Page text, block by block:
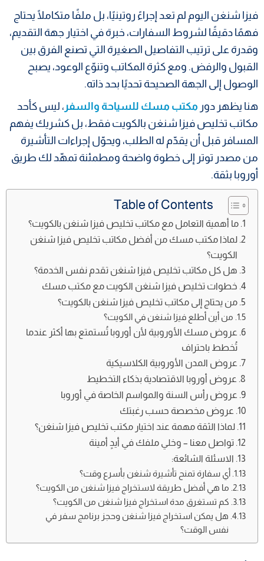
فيزا شنغن اليوم لم تعد إجراءً روتينيًا، بل ملفًا متكاملًا يحتاج
فهمًا دقيقًا لشروط السفارات، خبرة في اختيار جهة التقديم،
وقدرة على ترتيب التفاصيل الصغيرة التي تصنع الفرق بين
القبول والرفض. ومع كثرة المكاتب وتنوّع الوعود، يصبح
الوصول إلى الجهة الصحيحة تحديًا بحد ذاته.
هنا يظهر دور مكتب مسك للسياحة والسفر ، ليس كأحد
مكاتب تخليص فيزا شنغن بالكويت فقط، بل كشريك يفهم
المسافر قبل أن يقدّم له الطلب، ويحوّل إجراءات التأشيرة
من مصدر توتر إلى خطوة واضحة ومطمئنة تمهّد لك طريق
أوروبا بثقة.
Table of Contents
ما أهمية التعامل مع مكاتب تخليص فيزا شنغن بالكويت؟
لماذا مكتب مسك من أفضل مكاتب تخليص فيزا شنغن
الكويت؟
هل كل مكاتب تخليص فيزا شنغن تقدم نفس الخدمة؟
خطوات تخليص فيزا شنغن الكويت مع مكتب مسك
من يحتاج إلى مكاتب تخليص فيزا شنغن بالكويت؟
من أين أطلع فيزا شنغن في الكويت؟
عروض مسك الأوروبية لأن أوروبا تُستمتع بها أكثر عندما
تُخطط باحتراف
عروض المدن الأوروبية الكلاسيكية
عروض أوروبا الاقتصادية بذكاء التخطيط
عروض رأس السنة والمواسم الخاصة في أوروبا
عروض مخصصة حسب رغبتك
لماذا الثقة مهمة عند اختيار مكتب تخليص فيزا شنغن؟
تواصل معنا – وخلي ملفك في أيدٍ أمينة
الاسئلة الشائعة:
أي سفارة تمنح تأشيرة شنغن بأسرع وقت؟
ما هي أفضل طريقة لاستخراج فيزا شنغن من الكويت؟
كم تستغرق مدة استخراج فيزا شنغن من الكويت؟
هل يمكن استخراج فيزا شنغن وحجز برنامج سفر في
نفس الوقت؟